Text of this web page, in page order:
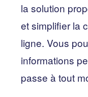
la solution
et simplifier la
ligne. Vous
informations
passe à tout